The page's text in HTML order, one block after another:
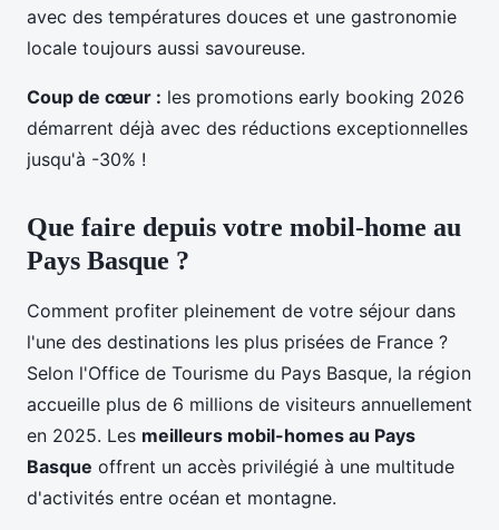
avec des températures douces et une gastronomie
locale toujours aussi savoureuse.
Coup de cœur : les promotions early booking 2026
démarrent déjà avec des réductions exceptionnelles
jusqu'à -30% !
Que faire depuis votre mobil-home au
Pays Basque ?
Comment profiter pleinement de votre séjour dans
l'une des destinations les plus prisées de France ?
Selon l'Office de Tourisme du Pays Basque, la région
accueille plus de 6 millions de visiteurs annuellement
en 2025. Les meilleurs mobil-homes au Pays
Basque offrent un accès privilégié à une multitude
d'activités entre océan et montagne.